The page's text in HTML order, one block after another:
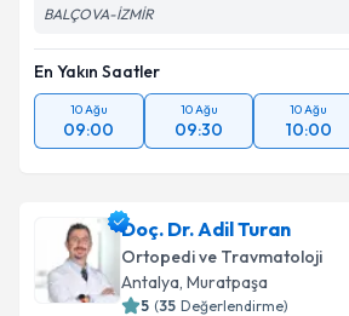
BALÇOVA-İZMİR
En Yakın Saatler
10 Ağu
09:00
10 Ağu
09:30
10 Ağu
10:00
Doç. Dr. Adil Turan
Ortopedi ve Travmatoloji
Antalya, Muratpaşa
5 (35 Değerlendirme)